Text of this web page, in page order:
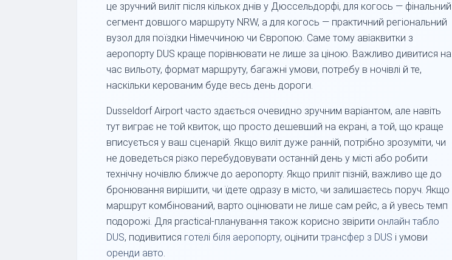
це зручний виліт після кількох днів у Дюссельдорфі, для когось — фінальний
сегмент довшого маршруту NRW, а для когось — практичний регіональний
вузол для поїздки Німеччиною чи Європою. Саме тому авіаквитки з
аеропорту DUS краще порівнювати не лише за ціною. Важливо дивитися на
час вильоту, формат маршруту, багажні умови, потребу в ночівлі й те,
наскільки керованим буде весь день дороги.
Dusseldorf Airport часто здається очевидно зручним варіантом, але навіть
тут виграє не той квиток, що просто дешевший на екрані, а той, що краще
вписується у ваш сценарій. Якщо виліт дуже ранній, потрібно зрозуміти, чи
не доведеться різко перебудовувати останній день у місті або робити
технічну ночівлю ближче до аеропорту. Якщо приліт пізній, важливо ще до
бронювання вирішити, чи їдете одразу в місто, чи залишаєтесь поруч. Якщо
маршрут комбінований, варто оцінювати не лише сам рейс, а й увесь темп
подорожі. Для practical-планування також корисно звірити онлайн табло
DUS, подивитися готелі біля аеропорту, оцінити трансфер з DUS і умови
оренди авто.